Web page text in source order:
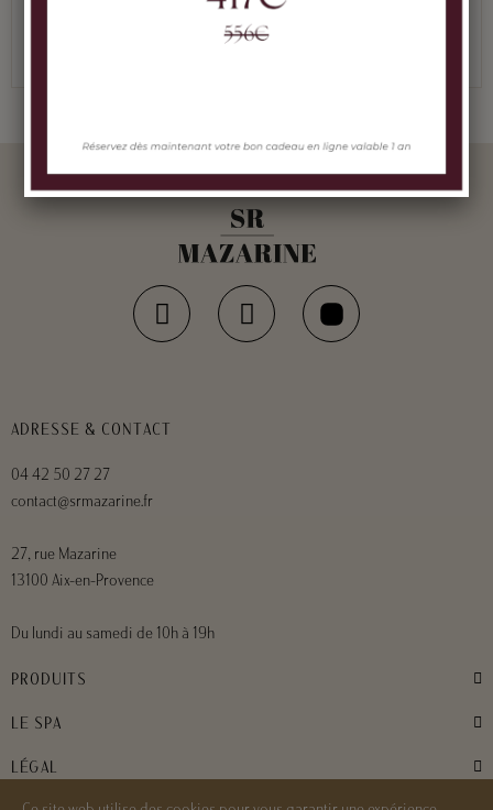
ADRESSE & CONTACT
04 42 50 27 27
contact@srmazarine.fr
27, rue Mazarine
13100 Aix-en-Provence
Du lundi au samedi de 10h à 19h
PRODUITS
LE SPA
LÉGAL